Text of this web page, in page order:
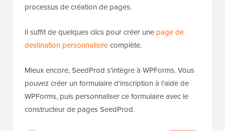
processus de création de pages.
Il suffit de quelques clics pour créer une page de
destination personnaliséecomplète.
Mieux encore, SeedProd s'intègre à WPForms. Vous
pouvez créer un formulaire d'inscription à l'aide de
WPForms, puis personnaliser ce formulaire avec le
constructeur de pages SeedProd.